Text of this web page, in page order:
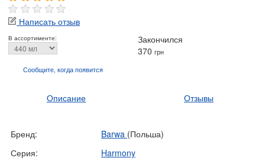
Написать отзыв
В ассортименте:
Закончился
370 грн
Сообщите, когдапоявится
Описание Отзывы
Бренд: Barwa (Польша)
Серия:
Harmony